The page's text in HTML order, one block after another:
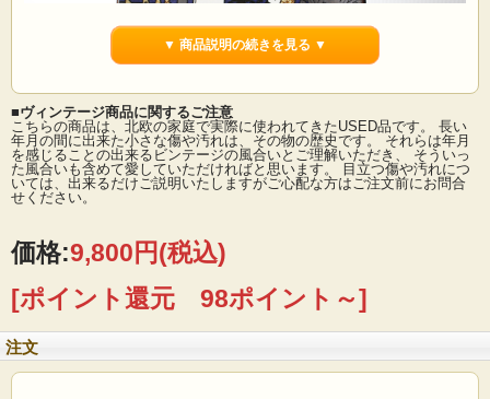
ARABIAのイヤープレートです。こちらは、フィンランドの抒情詩「カレワラ」を
題材にして製作されています。1976年から1999年までの合計24枚にわたるシリー
ズです。デザイナーはライヤ・ウォシッキネンで彼女らしい緻密で温かな背景に
ンド語、スウェーデン語、英語で絵柄のシーンの詩が書かれています。
■デザイン：ライヤ・ウォシッキネン
■メーカー：ARABIA
■年代 ：1991年
■コンディション：目立つダメージなく、ツヤツヤでよいヴィンテージコンディシ
▼ 商品説明の続きを見る ▼
■ヴィンテージ商品に関するご注意
こちらの商品は、北欧の家庭で実際に使われてきたUSED品です。 長い
年月の間に出来た小さな傷や汚れは、その物の歴史です。 それらは年月
を感じることの出来るビンテージの風合いとご理解いただき、 そういっ
た風合いも含めて愛していただければと思います。 目立つ傷や汚れにつ
いては、出来るだけご説明いたしますがご心配な方はご注文前にお問合
せください。
価格:9,800円(税込)
[ポイント還元 98ポイント～]
注文